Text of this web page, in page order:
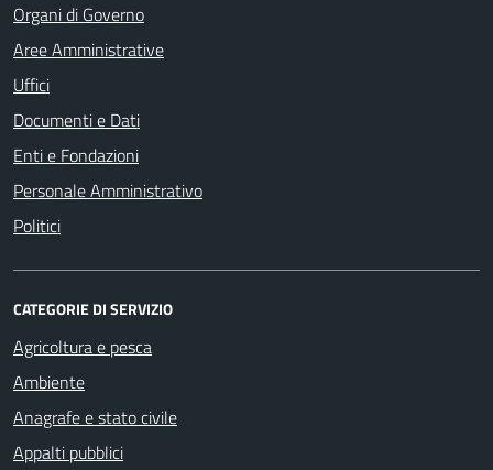
Organi di Governo
Aree Amministrative
Uffici
Documenti e Dati
Enti e Fondazioni
Personale Amministrativo
Politici
CATEGORIE DI SERVIZIO
Agricoltura e pesca
Ambiente
Anagrafe e stato civile
Appalti pubblici